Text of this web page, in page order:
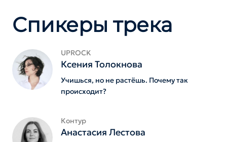
Спикеры трека
UPROCK
Ксения Толокнова
Учишься, но не растёшь. Почему так
происходит?
Контур
Анастасия Лестова